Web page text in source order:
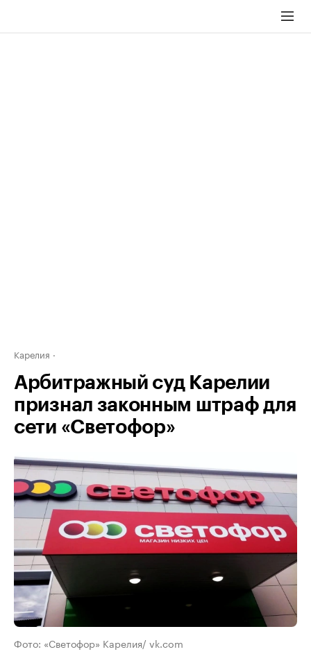
Карелия
Арбитражный суд Карелии
признал законным штраф для
сети «Светофор»
Фото: «Светофор» Карелия/ vk.com